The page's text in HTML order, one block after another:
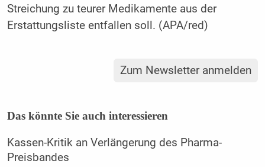
Streichung zu teurer Medikamente aus der
Erstattungsliste entfallen soll. (APA/red)
Zum Newsletter anmelden
Das könnte Sie auch interessieren
Kassen-Kritik an Verlängerung des Pharma-
Preisbandes